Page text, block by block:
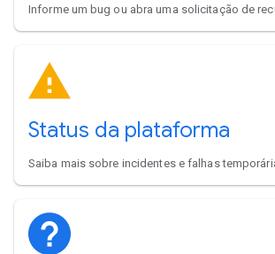
Informe um bug ou abra uma solicitação de
Status da plataforma
Saiba mais sobre incidentes e falhas